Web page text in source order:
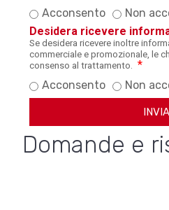
Acconsento
Non
Desidera ricevere
Se desidera ricevere inoltre
commerciale e promozionale, le
consenso al trattamento.
Acconsento Non
INVIA
Domande e